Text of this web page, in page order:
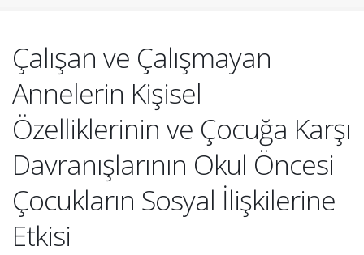
Çalışan ve Çalışmayan
Annelerin Kişisel
Özelliklerinin ve Çocuğa Karşı
Davranışlarının Okul Öncesi
Çocukların Sosyal İlişkilerine
Etkisi